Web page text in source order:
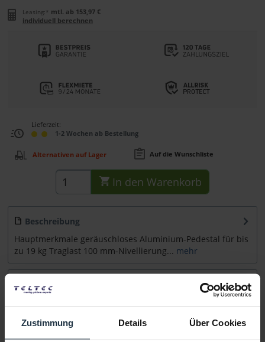
Zustimmung Details Über Cookies
Leasing:* mtl. ab 153,97 €
individuell berechnen
Lieferzeit:
1-2 Wochen ab Bestellung
Alternativen auf Lager Auf die Wunschliste
In den Warenkorb
Beschreibung
Hauptmerkmale geräuschloses Aluminium-Pedestal für bis
zu 19 kg Traglast 100 mm-Nivellierung... mehr